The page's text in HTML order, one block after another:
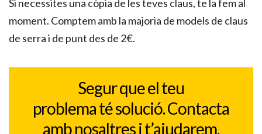
Si necessites una còpia de les teves claus, te la fem al
moment. Comptem amb la majoria de models de claus
de serra i de punt des de 2€.
Segur que el teu
problema té solució. Contacta
amb nosaltres i t’ajudarem.